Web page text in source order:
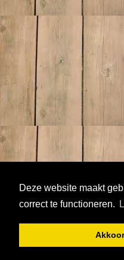
Deze website maakt
correct te functioneren.